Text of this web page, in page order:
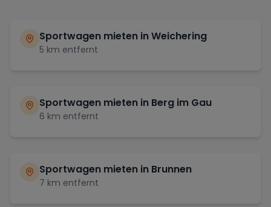
Sportwagen mieten inWeichering
5 km entfernt
Sportwagen mieten in Berg im Gau
6 km entfernt
Sportwagen mieten in Brunnen
7 km entfernt